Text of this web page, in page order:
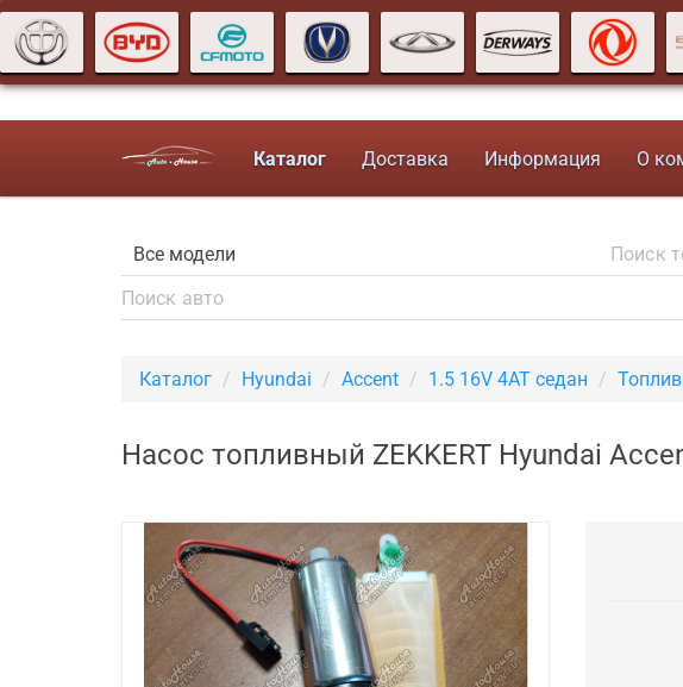
Каталог Доставка Информация О
Каталог Hyundai Accent 1.5 16V 4AT седан
Насос топливный ZEKKERT Hyundai